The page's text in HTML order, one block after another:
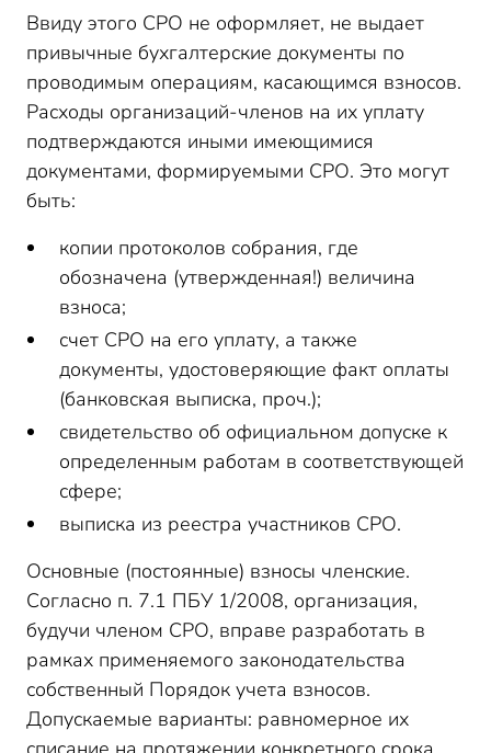
Ввиду этого СРО не оформляет, не выдает
привычные бухгалтерские документы по
проводимым операциям, касающимся взносов.
Расходы организаций-членов на их уплату
подтверждаются иными имеющимися
документами, формируемыми СРО. Это могут
быть:
копии протоколов собрания, где
обозначена (утвержденная!) величина
взноса;
счет СРО на его уплату, а также
документы, удостоверяющие факт оплаты
(банковская выписка, проч.);
свидетельство об официальном допуске к
определенным работам в соответствующей
сфере;
выписка из реестра участников СРО.
Основные (постоянные) взносы членские.
Согласно п. 7.1 ПБУ 1/2008, организация,
будучи членом СРО, вправе разработать в
рамках применяемого законодательства
собственный Порядок учета взносов.
Допускаемые варианты: равномерное их